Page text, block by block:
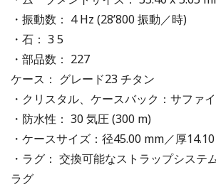
・振動数： 4 Hz (28’800 振動／時)
・石： 3 5
・部品数： 227
ケース： グレード23 チタン
・クリスタル、ケースバック：サファ
・防水性： 30 気圧 (300 m)
・ケースサイズ：径45.00 mm／厚
・ラグ： 交換可能なストラップシステ
ラグ